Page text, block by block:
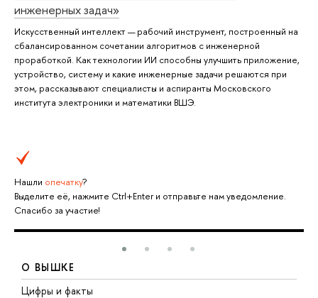
инженерных задач»
Искусственный интеллект — рабочий инструмент, построенный на
сбалансированном сочетании алгоритмов с инженерной
проработкой. Как технологии ИИ способны улучшить приложение,
устройство, систему и какие инженерные задачи решаются при
этом, рассказывают специалисты и аспиранты Московского
института электроники и математики ВШЭ.
Нашли опечатку?
Выделите её, нажмите Ctrl+Enter и отправьте нам уведомление.
Спасибо за участие!
О ВЫШКЕ
Цифры и факты